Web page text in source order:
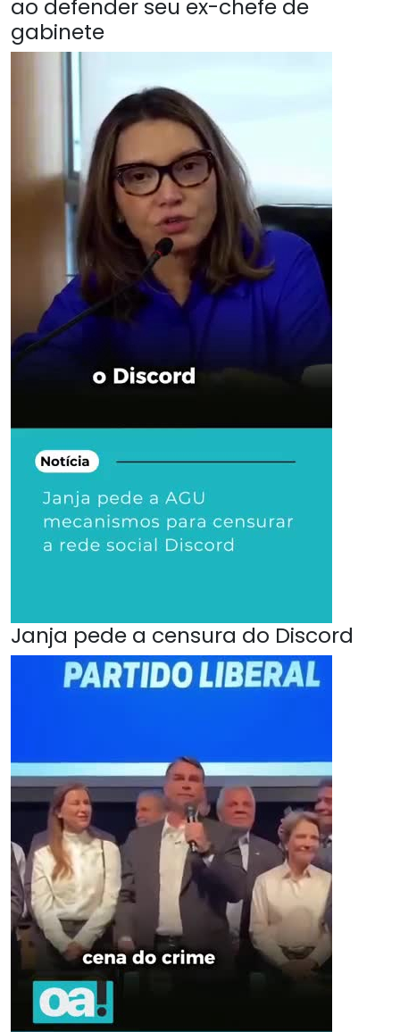
ao defender seu ex-chefe de
gabinete
Janja pede a censura do Discord